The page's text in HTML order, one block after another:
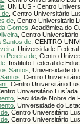
, UNILUS - Centro
de , Centro Universitário
de , Centro Universitário
Gomes , Acadêmica do
, Centro
Santos de , CENTRO
, Universidade
Pereira de , Centro
, Instituto Federal de
Santos , Universidade
, Centro
, Centro Universitário
Universitário Lusíada
, Faculdade Nobre de
, Universidade do
, Centro Universitário
, Centro Universitário